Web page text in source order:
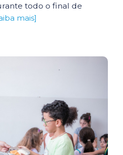
todo o final de
mais]